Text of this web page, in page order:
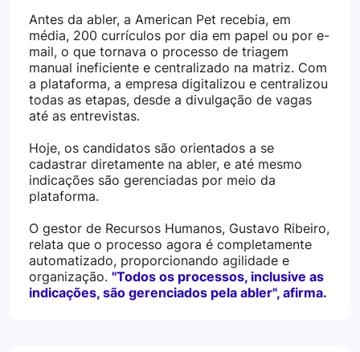
Antes da abler, a American Pet recebia, em
média, 200 currículos por dia em papel ou por e-
mail, o que tornava o processo de triagem
manual ineficiente e centralizado na matriz. Com
a plataforma, a empresa digitalizou e centralizou
todas as etapas, desde a divulgação de vagas
até as entrevistas.
Hoje, os candidatos são orientados a se
cadastrar diretamente na abler, e até mesmo
indicações são gerenciadas por meio da
plataforma.
O gestor de Recursos Humanos, Gustavo Ribeiro,
relata que o processo agora é completamente
automatizado, proporcionando agilidade e
organização. "Todos os processos, inclusive as
indicações, são gerenciados pela abler", afirma.